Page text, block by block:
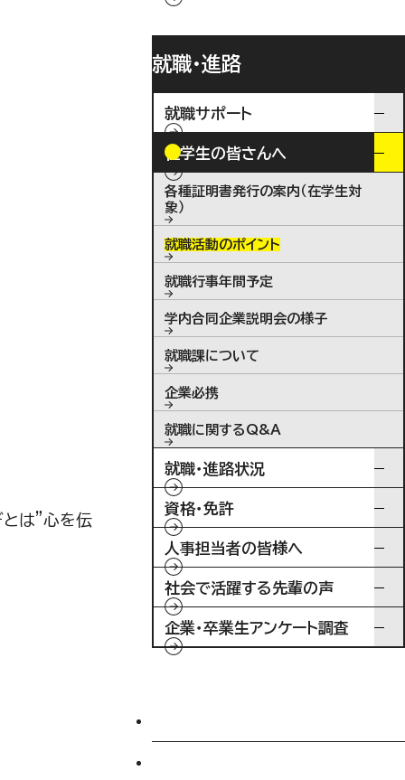
とは"心を伝
就職・進路
就職サポート
在学生の皆さんへ
各種証明書発行の案内（在学生対
象）
就職活動のポイント
就職行事年間予定
学内合同企業説明会の様子
就職課について
企業必携
就職に関するQ&A
就職・進路状況
資格・免許
人事担当者の皆様へ
社会で活躍する先輩の声
企業・卒業生アンケート調査